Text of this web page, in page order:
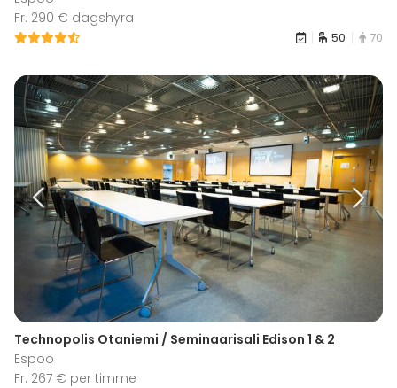
Fr. 290 € dagshyra
50 70
Technopolis Otaniemi / Seminaarisali Edison 1 & 2
Espoo
Fr. 267 € per timme